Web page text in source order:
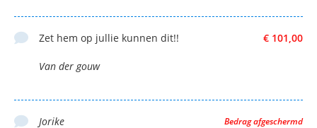
€ 101,00
Zet hem op jullie kunnen dit!!
Van der gouw
Bedrag afgeschermd
Jorike